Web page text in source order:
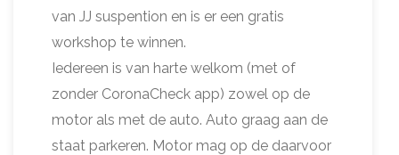
van JJ suspention en is er een gratis
workshop te winnen.
Iedereen is van harte welkom (met of
zonder CoronaCheck app) zowel op de
motor als met de auto. Auto graag aan de
staat parkeren. Motor mag op de daarvoor